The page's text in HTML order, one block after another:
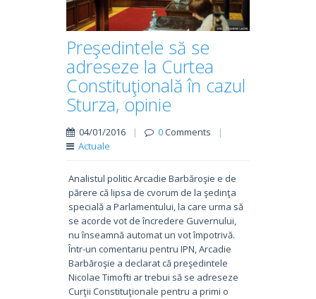
Preşedintele să se
adreseze la Curtea
Constituţională în cazul
Sturza, opinie
04/01/2016 | 0Comments
|
Actuale
Analistul politic Arcadie Barbăroşie e de
părere că lipsa de cvorum de la şedinţa
specială a Parlamentului, la care urma să
se acorde vot de încredere Guvernului,
nu înseamnă automat un vot împotrivă.
Într-un comentariu pentru IPN, Arcadie
Barbăroşie a declarat că preşedintele
Nicolae Timofti ar trebui să se adreseze
Curţii Constituţionale pentru a primi o